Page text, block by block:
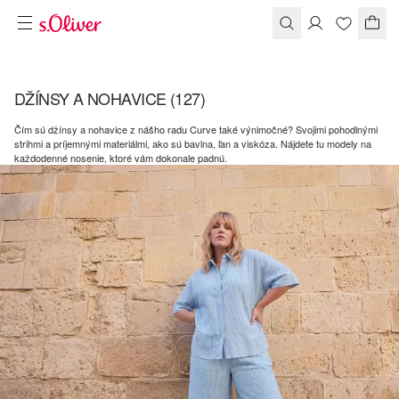
DŽÍNSY A NOHAVICE (127)
Čím sú džínsy a nohavice z nášho radu Curve také výnimočné? Svojimi pohodlnými
strihmi a príjemnými materiálmi, ako sú bavlna, ľan a viskóza. Nájdete tu modely na
každodenné nosenie, ktoré vám dokonale padnú.